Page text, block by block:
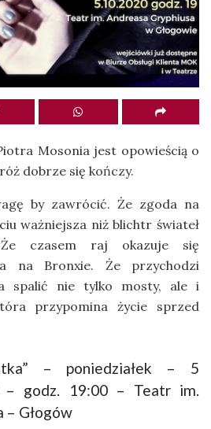
Mosonia jest opowieścią o
dobrze się kończy.
by zawrócić. Że zgoda na
ważniejsza niż blichtr świateł
czasem raj okazuje się
na Bronxie. Że przychodzi
spalić nie tylko mosty, ale i
przypomina życie sprzed
– poniedziałek – 5
– godz. 19:00 – Teatr im.
– Głogów